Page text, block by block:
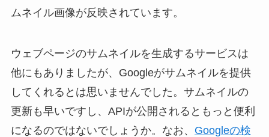
ムネイル画像が反映されています。
ウェブページのサムネイルを生成するサービスは
他にもありましたが、Googleがサムネイルを提供
してくれるとは思いませんでした。サムネイルの
更新も早いですし、APIが公開されるともっと便利
になるのではないでしょうか。なお、 Googleの検